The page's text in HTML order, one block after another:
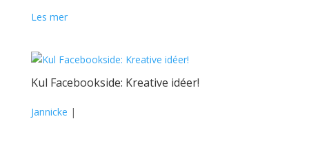
Les mer
Kul Facebookside: Kreative idéer!
Jannicke |